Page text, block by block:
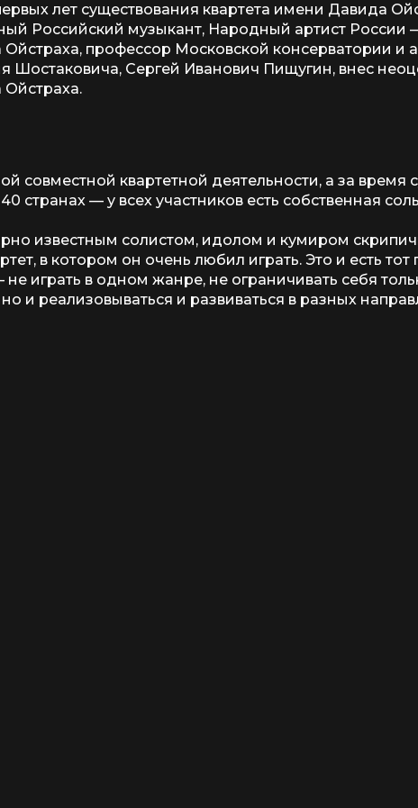
лет существования квартета имени Давида
Российский музыкант, Народный артист России
профессор Московской консерватории и
Шостаковича, Сергей Иванович Пищугин, внес
Ойстраха.
совместной квартетной деятельности, а за время
странах — у всех участников есть собственная
известным солистом, идолом и кумиром
в котором он очень любил играть. Это и есть
играть в одном жанре, не ограничивать себя
и реализовываться и развиваться в разных